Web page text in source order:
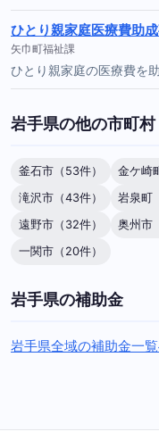
ひとり親家庭医療費助
矢巾町福祉課
ひとり親家庭の医療費を
岩手県の他の市町村
釜石市（53件） 金ケ崎
滝沢市（43件）
岩泉町
遠野市（32件）
奥州市
一関市（20件）
岩手県の補助金
岩手県全域の補助金一